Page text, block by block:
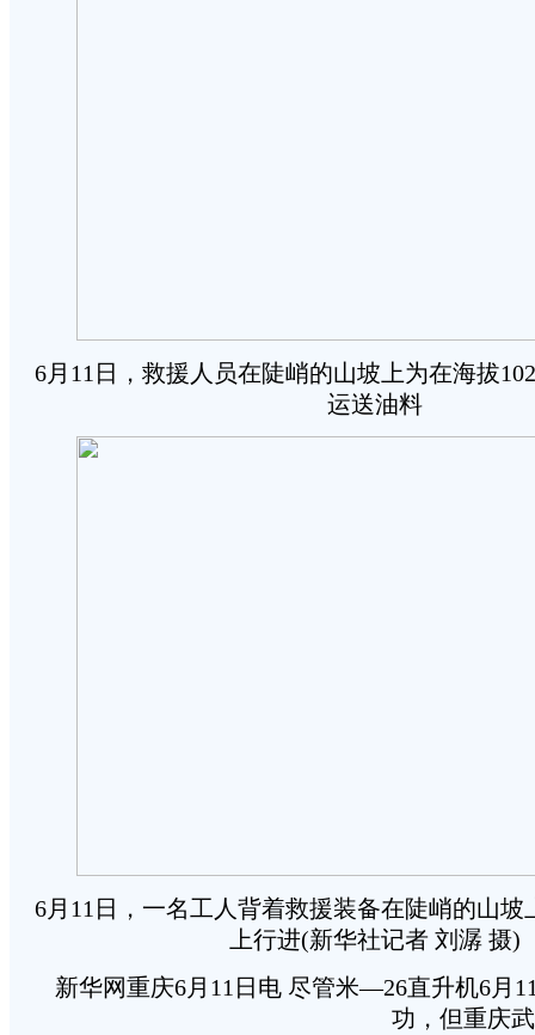
6月11日，救援人员在陡峭的山坡上为在海拔
运送油料
6月11日，一名工人背着救援装备在陡峭的山坡
上行进(新华社记者 刘潺 摄)
新华网重庆6月11日电 尽管米—26直升机6月
功，但重庆